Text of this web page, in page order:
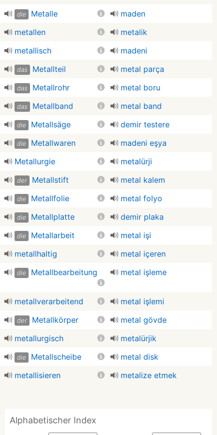
die Metalle
maden
metallen
metalik
metallisch
madeni
das Metallteil metal parça
das Metallrohr metal boru
das Metallband metal band
die Metallsäge demir testere
die Metallwaren
madeni eşya
Metallurgie
metalürji
der Metallstift metal kalem
die Metallfolie metal folyo
die Metallplatte demir plaka
die Metallarbeit
metal işi
metallhaltig
metal içeren
die Metallbearbeitung metal işleme
metallverarbeitend metal işlemi
der Metallkörper
metal gövde
metallurgisch
metalürjik
die Metallscheibe
metal disk
metallisieren
metalize etmek
Alphabetischer Index